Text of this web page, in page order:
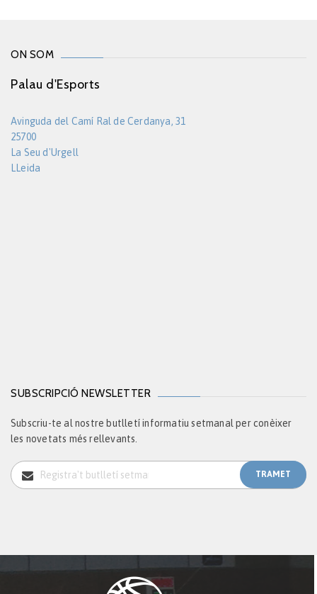
ON SOM
Palau d'Esports
Avinguda del Camí Ral de Cerdanya, 31
25700
La Seu d'Urgell
LLeida
SUBSCRIPCIÓ NEWSLETTER
Subscriu-te al nostre butlletí informatiu setmanal per conèixer
les novetats més rellevants.